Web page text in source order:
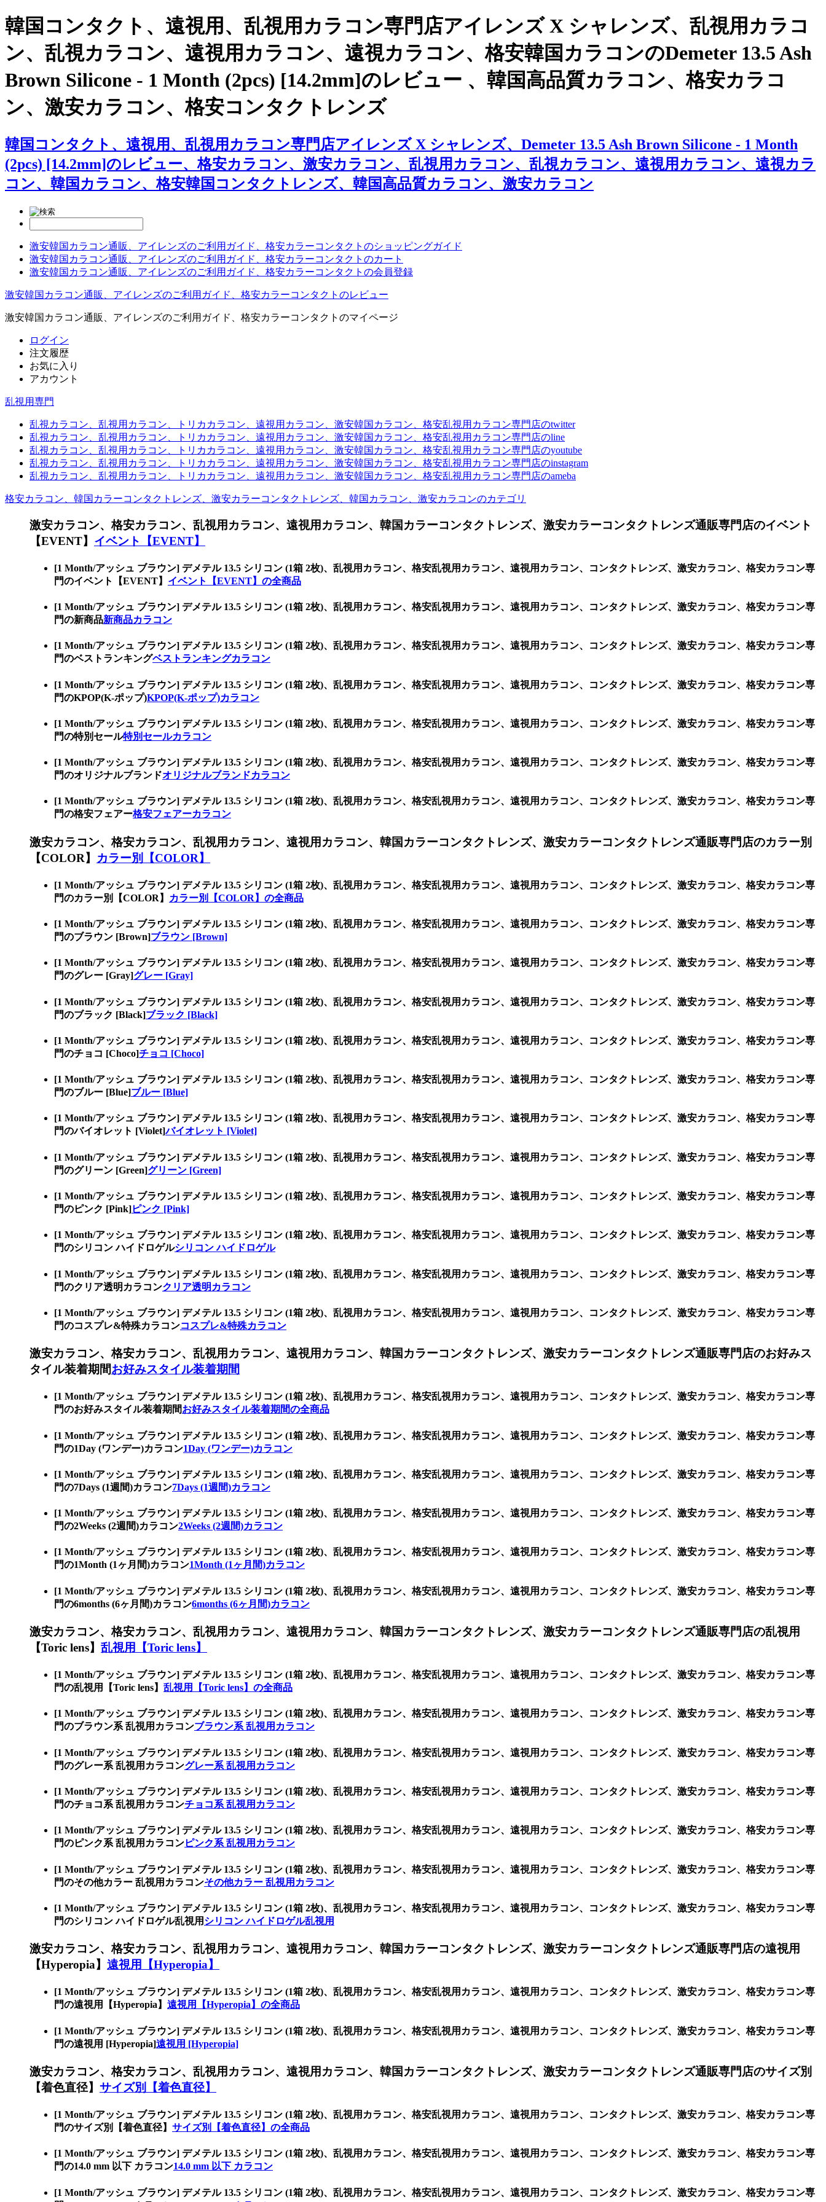
韓国コンタクト、遠視用、乱視用カラコン専門店アイレンズ X シャレンズ、乱視用カラコ
ン、乱視カラコン、遠視用カラコン、遠視カラコン、格安韓国カラコンのDemeter 13.5 Ash
Brown Silicone - 1 Month (2pcs) [14.2mm]のレビュー 、韓国高品質カラコン、格安カラコ
ン、激安カラコン、格安コンタクトレンズ
韓国コンタクト、遠視用、乱視用カラコン専門店アイレンズ X シャレンズ、Demeter 13.5 Ash Brown Silicone - 1 Month
(2pcs) [14.2mm]のレビュー、格安カラコン、激安カラコン、乱視用カラコン、乱視カラコン、遠視用カラコン、遠視カラ
コン、韓国カラコン、格安韓国コンタクトレンズ、韓国高品質カラコン、激安カラコン
激安韓国カラコン通販、アイレンズのご利用ガイド、格安カラーコンタクトのショッピングガイド
激安韓国カラコン通販、アイレンズのご利用ガイド、格安カラーコンタクトのカート
激安韓国カラコン通販、アイレンズのご利用ガイド、格安カラーコンタクトの会員登録
激安韓国カラコン通販、アイレンズのご利用ガイド、格安カラーコンタクトのレビュー
激安韓国カラコン通販、アイレンズのご利用ガイド、格安カラーコンタクトのマイページ
ログイン
注文履歴
お気に入り
アカウント
乱視用専門
乱視カラコン、乱視用カラコン、トリカカラコン、遠視用カラコン、激安韓国カラコン、格安乱視用カラコン専門店のtwitter
乱視カラコン、乱視用カラコン、トリカカラコン、遠視用カラコン、激安韓国カラコン、格安乱視用カラコン専門店のline
乱視カラコン、乱視用カラコン、トリカカラコン、遠視用カラコン、激安韓国カラコン、格安乱視用カラコン専門店のyoutube
乱視カラコン、乱視用カラコン、トリカカラコン、遠視用カラコン、激安韓国カラコン、格安乱視用カラコン専門店のinstagram
乱視カラコン、乱視用カラコン、トリカカラコン、遠視用カラコン、激安韓国カラコン、格安乱視用カラコン専門店のameba
格安カラコン、韓国カラーコンタクトレンズ、激安カラーコンタクトレンズ、韓国カラコン、激安カラコンのカテゴリ
激安カラコン、格安カラコン、乱視用カラコン、遠視用カラコン、韓国カラーコンタクトレンズ、激安カラーコンタクトレンズ通販専門店のイベント
【EVENT】 イベント【EVENT】
[1 Month/アッシュ ブラウン] デメテル 13.5 シリコン (1箱 2枚)、乱視用カラコン、格安乱視用カラコン、遠視用カラコン、コンタクトレンズ、激安カラコン、格安カラコン専
門のイベント【EVENT】 イベント【EVENT】の全商品
[1 Month/アッシュ ブラウン] デメテル 13.5 シリコン (1箱 2枚)、乱視用カラコン、格安乱視用カラコン、遠視用カラコン、コンタクトレンズ、激安カラコン、格安カラコン専
門の新商品新商品カラコン
[1 Month/アッシュ ブラウン] デメテル 13.5 シリコン (1箱 2枚)、乱視用カラコン、格安乱視用カラコン、遠視用カラコン、コンタクトレンズ、激安カラコン、格安カラコン専
門のベストランキングベストランキングカラコン
[1 Month/アッシュ ブラウン] デメテル 13.5 シリコン (1箱 2枚)、乱視用カラコン、格安乱視用カラコン、遠視用カラコン、コンタクトレンズ、激安カラコン、格安カラコン専
門のKPOP(K-ポップ)KPOP(K-ポップ)カラコン
[1 Month/アッシュ ブラウン] デメテル 13.5 シリコン (1箱 2枚)、乱視用カラコン、格安乱視用カラコン、遠視用カラコン、コンタクトレンズ、激安カラコン、格安カラコン専
門の特別セール特別セールカラコン
[1 Month/アッシュ ブラウン] デメテル 13.5 シリコン (1箱 2枚)、乱視用カラコン、格安乱視用カラコン、遠視用カラコン、コンタクトレンズ、激安カラコン、格安カラコン専
門のオリジナルブランドオリジナルブランドカラコン
[1 Month/アッシュ ブラウン] デメテル 13.5 シリコン (1箱 2枚)、乱視用カラコン、格安乱視用カラコン、遠視用カラコン、コンタクトレンズ、激安カラコン、格安カラコン専
門の格安フェアー格安フェアーカラコン
激安カラコン、格安カラコン、乱視用カラコン、遠視用カラコン、韓国カラーコンタクトレンズ、激安カラーコンタクトレンズ通販専門店のカラー別
【COLOR】 カラー別【COLOR】
[1 Month/アッシュ ブラウン] デメテル 13.5 シリコン (1箱 2枚)、乱視用カラコン、格安乱視用カラコン、遠視用カラコン、コンタクトレンズ、激安カラコン、格安カラコン専
門のカラー別【COLOR】
カラー別【COLOR】の全商品
[1 Month/アッシュ ブラウン] デメテル 13.5 シリコン (1箱 2枚)、乱視用カラコン、格安乱視用カラコン、遠視用カラコン、コンタクトレンズ、激安カラコン、格安カラコン専
門のブラウン [Brown]ブラウン [Brown]
[1 Month/アッシュ ブラウン] デメテル 13.5 シリコン (1箱 2枚)、乱視用カラコン、格安乱視用カラコン、遠視用カラコン、コンタクトレンズ、激安カラコン、格安カラコン専
門のグレー [Gray]グレー [Gray]
[1 Month/アッシュ ブラウン] デメテル 13.5 シリコン (1箱 2枚)、乱視用カラコン、格安乱視用カラコン、遠視用カラコン、コンタクトレンズ、激安カラコン、格安カラコン専
門のブラック [Black]ブラック [Black]
[1 Month/アッシュ ブラウン] デメテル 13.5 シリコン (1箱 2枚)、乱視用カラコン、格安乱視用カラコン、遠視用カラコン、コンタクトレンズ、激安カラコン、格安カラコン専
門のチョコ [Choco]チョコ [Choco]
[1 Month/アッシュ ブラウン] デメテル 13.5 シリコン (1箱 2枚)、乱視用カラコン、格安乱視用カラコン、遠視用カラコン、コンタクトレンズ、激安カラコン、格安カラコン専
門のブルー [Blue]ブルー [Blue]
[1 Month/アッシュ ブラウン] デメテル 13.5 シリコン (1箱 2枚)、乱視用カラコン、格安乱視用カラコン、遠視用カラコン、コンタクトレンズ、激安カラコン、格安カラコン専
門のバイオレット [Violet]バイオレット [Violet]
[1 Month/アッシュ ブラウン] デメテル 13.5 シリコン (1箱 2枚)、乱視用カラコン、格安乱視用カラコン、遠視用カラコン、コンタクトレンズ、激安カラコン、格安カラコン専
門のグリーン [Green]グリーン [Green]
[1 Month/アッシュ ブラウン] デメテル 13.5 シリコン (1箱 2枚)、乱視用カラコン、格安乱視用カラコン、遠視用カラコン、コンタクトレンズ、激安カラコン、格安カラコン専
門のピンク [Pink]ピンク [Pink]
[1 Month/アッシュ ブラウン] デメテル 13.5 シリコン (1箱 2枚)、乱視用カラコン、格安乱視用カラコン、遠視用カラコン、コンタクトレンズ、激安カラコン、格安カラコン専
門のシリコン ハイドロゲルシリコン ハイドロゲル
[1 Month/アッシュ ブラウン] デメテル 13.5 シリコン (1箱 2枚)、乱視用カラコン、格安乱視用カラコン、遠視用カラコン、コンタクトレンズ、激安カラコン、格安カラコン専
門のクリア透明カラコンクリア透明カラコン
[1 Month/アッシュ ブラウン] デメテル 13.5 シリコン (1箱 2枚)、乱視用カラコン、格安乱視用カラコン、遠視用カラコン、コンタクトレンズ、激安カラコン、格安カラコン専
門のコスプレ&特殊カラコンコスプレ&特殊カラコン
激安カラコン、格安カラコン、乱視用カラコン、遠視用カラコン、韓国カラーコンタクトレンズ、激安カラーコンタクトレンズ通販専門店のお好みス
タイル装着期間お好みスタイル装着期間
[1 Month/アッシュ ブラウン] デメテル 13.5 シリコン (1箱 2枚)、乱視用カラコン、格安乱視用カラコン、遠視用カラコン、コンタクトレンズ、激安カラコン、格安カラコン専
門のお好みスタイル装着期間お好みスタイル装着期間の全商品
[1 Month/アッシュ ブラウン] デメテル 13.5 シリコン (1箱 2枚)、乱視用カラコン、格安乱視用カラコン、遠視用カラコン、コンタクトレンズ、激安カラコン、格安カラコン専
門の1Day (ワンデー)カラコン1Day (ワンデー)カラコン
[1 Month/アッシュ ブラウン] デメテル 13.5 シリコン (1箱 2枚)、乱視用カラコン、格安乱視用カラコン、遠視用カラコン、コンタクトレンズ、激安カラコン、格安カラコン専
門の7Days (1週間)カラコン7Days (1週間)カラコン
[1 Month/アッシュ ブラウン] デメテル 13.5 シリコン (1箱 2枚)、乱視用カラコン、格安乱視用カラコン、遠視用カラコン、コンタクトレンズ、激安カラコン、格安カラコン専
門の2Weeks (2週間)カラコン2Weeks (2週間)カラコン
[1 Month/アッシュ ブラウン] デメテル 13.5 シリコン (1箱 2枚)、乱視用カラコン、格安乱視用カラコン、遠視用カラコン、コンタクトレンズ、激安カラコン、格安カラコン専
門の1Month (1ヶ月間)カラコン1Month (1ヶ月間)カラコン
[1 Month/アッシュ ブラウン] デメテル 13.5 シリコン (1箱 2枚)、乱視用カラコン、格安乱視用カラコン、遠視用カラコン、コンタクトレンズ、激安カラコン、格安カラコン専
門の6months (6ヶ月間)カラコン6months (6ヶ月間)カラコン
激安カラコン、格安カラコン、乱視用カラコン、遠視用カラコン、韓国カラーコンタクトレンズ、激安カラーコンタクトレンズ通販専門店の乱視用
【Toric lens】 乱視用【Toric lens】
[1 Month/アッシュ ブラウン] デメテル 13.5 シリコン (1箱 2枚)、乱視用カラコン、格安乱視用カラコン、遠視用カラコン、コンタクトレンズ、激安カラコン、格安カラコン専
門の乱視用【Toric lens】 乱視用【Toric lens】の全商品
[1 Month/アッシュ ブラウン] デメテル 13.5 シリコン (1箱 2枚)、乱視用カラコン、格安乱視用カラコン、遠視用カラコン、コンタクトレンズ、激安カラコン、格安カラコン専
門のブラウン系 乱視用カラコンブラウン系 乱視用カラコン
[1 Month/アッシュ ブラウン] デメテル 13.5 シリコン (1箱 2枚)、乱視用カラコン、格安乱視用カラコン、遠視用カラコン、コンタクトレンズ、激安カラコン、格安カラコン専
門のグレー系 乱視用カラコングレー系 乱視用カラコン
[1 Month/アッシュ ブラウン] デメテル 13.5 シリコン (1箱 2枚)、乱視用カラコン、格安乱視用カラコン、遠視用カラコン、コンタクトレンズ、激安カラコン、格安カラコン専
門のチョコ系 乱視用カラコンチョコ系 乱視用カラコン
[1 Month/アッシュ ブラウン] デメテル 13.5 シリコン (1箱 2枚)、乱視用カラコン、格安乱視用カラコン、遠視用カラコン、コンタクトレンズ、激安カラコン、格安カラコン専
門のピンク系 乱視用カラコンピンク系 乱視用カラコン
[1 Month/アッシュ ブラウン] デメテル 13.5 シリコン (1箱 2枚)、乱視用カラコン、格安乱視用カラコン、遠視用カラコン、コンタクトレンズ、激安カラコン、格安カラコン専
門のその他カラー 乱視用カラコンその他カラー 乱視用カラコン
[1 Month/アッシュ ブラウン] デメテル 13.5 シリコン (1箱 2枚)、乱視用カラコン、格安乱視用カラコン、遠視用カラコン、コンタクトレンズ、激安カラコン、格安カラコン専
門のシリコン ハイドロゲル乱視用 シリコン ハイドロゲル乱視用
激安カラコン、格安カラコン、乱視用カラコン、遠視用カラコン、韓国カラーコンタクトレンズ、激安カラーコンタクトレンズ通販専門店の遠視用
【Hyperopia】 遠視用【Hyperopia】
[1 Month/アッシュ ブラウン] デメテル 13.5 シリコン (1箱 2枚)、乱視用カラコン、格安乱視用カラコン、遠視用カラコン、コンタクトレンズ、激安カラコン、格安カラコン専
門の遠視用【Hyperopia】 遠視用【Hyperopia】の全商品
[1 Month/アッシュ ブラウン] デメテル 13.5 シリコン (1箱 2枚)、乱視用カラコン、格安乱視用カラコン、遠視用カラコン、コンタクトレンズ、激安カラコン、格安カラコン専
門の遠視用 [Hyperopia]遠視用 [Hyperopia]
激安カラコン、格安カラコン、乱視用カラコン、遠視用カラコン、韓国カラーコンタクトレンズ、激安カラーコンタクトレンズ通販専門店のサイズ別
【着色直径】 サイズ別【着色直径】
[1 Month/アッシュ ブラウン] デメテル 13.5 シリコン (1箱 2枚)、乱視用カラコン、格安乱視用カラコン、遠視用カラコン、コンタクトレンズ、激安カラコン、格安カラコン専
門のサイズ別【着色直径】 サイズ別【着色直径】の全商品
[1 Month/アッシュ ブラウン] デメテル 13.5 シリコン (1箱 2枚)、乱視用カラコン、格安乱視用カラコン、遠視用カラコン、コンタクトレンズ、激安カラコン、格安カラコン専
門の14.0 mm 以下 カラコン14.0 mm 以下 カラコン
[1 Month/アッシュ ブラウン] デメテル 13.5 シリコン (1箱 2枚)、乱視用カラコン、格安乱視用カラコン、遠視用カラコン、コンタクトレンズ、激安カラコン、格安カラコン専